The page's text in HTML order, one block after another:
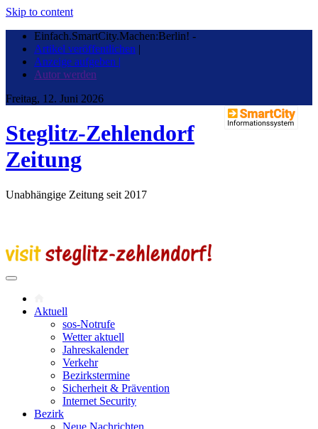
Skip to content
Einfach.SmartCity.Machen:Berlin! -
Artikel veröffentlichen |
Anzeige aufgeben |
Autor werden
Freitag, 12. Juni 2026
Steglitz-Zehlendorf
Zeitung
Unabhängige Zeitung seit 2017
Aktuell
sos-Notrufe
Wetter aktuell
Jahreskalender
Verkehr
Bezirkstermine
Sicherheit & Prävention
Internet Security
Bezirk